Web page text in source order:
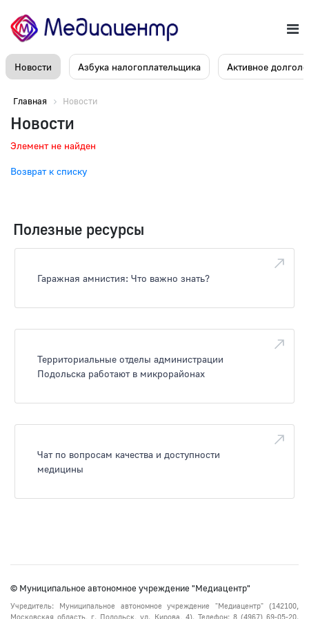
Новости Азбука налогоплательщика Активное
Главная Новости
Новости
Элемент не найден
Возврат к списку
Полезные ресурсы
Гаражная амнистия: Что важно знать?
Территориальные отделы администрации
Подольска работают в микрорайонах
Чат по вопросам качества и доступности
медицины
© Муниципальное автономное учреждение "Медиацентр"
Учредитель: Муниципальное автономное учреждение "Медиацентр" (142100,
Московская область, г. Подольск, ул. Кирова, 4). Телефон: 8 (4967) 69-05-20.